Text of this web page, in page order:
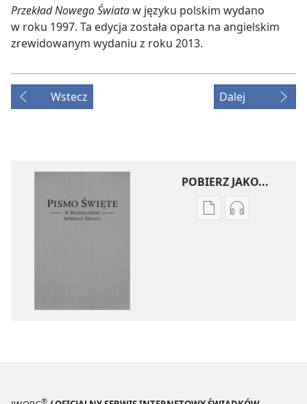
Przekład Nowego Świataw języku polskim wydano
w roku 1997. Ta edycja została oparta na angielskim
zrewidowanym wydaniu z roku 2013.
Wstecz Dalej
POBIERZ JAKO...
Ustawienia
2018)
Ustawienia
2018)
®